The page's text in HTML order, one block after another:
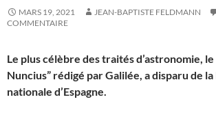
MARS 19, 2021 JEAN-BAPTISTE FELDMANN
COMMENTAIRE
Le plus célèbre des traités d’astronomie, le
Nuncius” rédigé par Galilée, a disparu de
nationale d’Espagne.